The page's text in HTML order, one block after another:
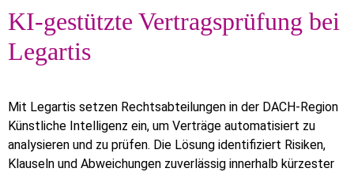
KI-gestützte Vertragsprüfung bei
Legartis
Mit Legartis setzen Rechtsabteilungen in der DACH-Region
Künstliche Intelligenz ein, um Verträge automatisiert zu
analysieren und zu prüfen. Die Lösung identifiziert Risiken,
Klauseln und Abweichungen zuverlässig innerhalb kürzester